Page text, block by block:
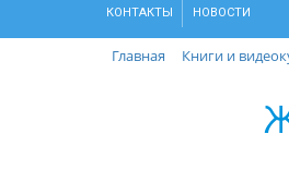
КОНТАКТЫ НОВОСТИ
Главная Книги и